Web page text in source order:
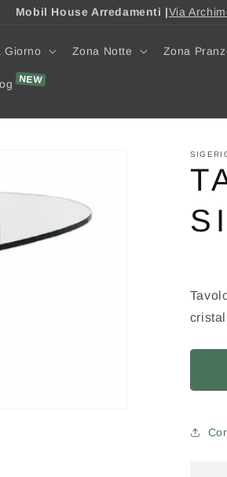
Mobil House Arredamenti |Via
Giorno Zona Notte Zona